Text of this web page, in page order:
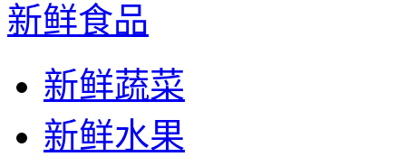
新鲜食品
新鲜蔬菜
新鲜水果